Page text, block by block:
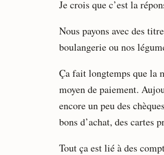
Je crois que c’est la
Nous payons avec des
boulangerie ou nos
Ça fait longtemps que la
moyen de paiement.
encore un peu des
bons d’achat, des cartes
Tout ça est lié à des